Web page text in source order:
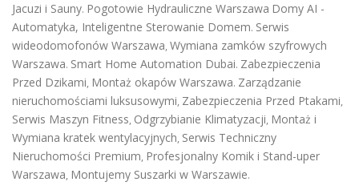
Jacuzi i Sauny. Pogotowie Hydrauliczne Warszawa Domy AI -
Automatyka, Inteligentne Sterowanie Domem. Serwis
wideodomofonów Warszawa, Wymiana zamków szyfrowych
Warszawa. Smart Home Automation Dubai. Zabezpieczenia
Przed Dzikami, Montaż okapów Warszawa. Zarządzanie
nieruchomościami luksusowymi, Zabezpieczenia Przed Ptakami,
Serwis Maszyn Fitness, Odgrzybianie Klimatyzacji, Montaż i
Wymiana kratek wentylacyjnych, Serwis Techniczny
Nieruchomości Premium, Profesjonalny Komik i Stand-uper
Warszawa, Montujemy Suszarki w Warszawie.